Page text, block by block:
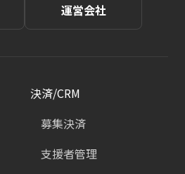
運営会社
決済/CRM
募集決済
支援者管理